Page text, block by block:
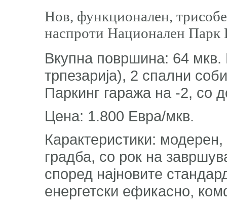
Нов, функционален,
наспроти Национален Парк
Вкупна површина: 64 мкв.
трпезарија), 2 спални
Паркинг гаража на -2, со
Цена: 1.800 Евра/мкв.
Карактеристики:
градба, со рок на
според најновите
енергетски ефикасно,